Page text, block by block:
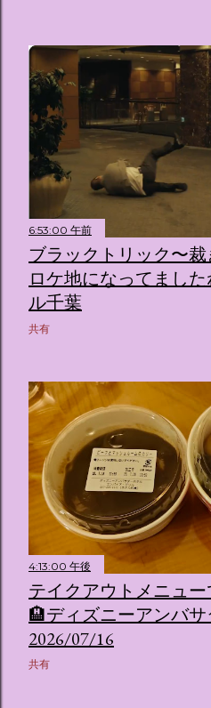
6:53:00 午前
ブラックトリック〜
ロケ地になってまし
ル千葉
共有
4:13:00 午後
テイクアウトメニュ
🏨ディズニーアンバ
2026/07/16
共有